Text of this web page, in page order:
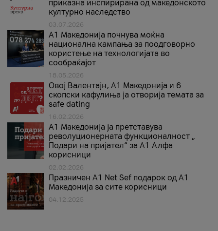
приказна инспирирана од македонското
културно наследство
03.07.2026
A1 Македонија почнува моќна
национална кампања за поодговорно
користење на технологијата во
сообраќајот
18.05.2026
Овој Валентајн, A1 Македонија и 6
скопски кафулиња ја отворија темата за
safe dating
16.02.2026
А1 Македонија ја претставува
револуционерната функционалност „
Подари на пријател“ за А1 Алфа
корисници
02.02.2026
Празничен A1 Net Sеf подарок од А1
Македонија за сите корисници
04.12.2025